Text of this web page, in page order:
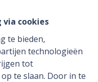
via cookies
te bieden,
technologieën
tot
te slaan. Door in te